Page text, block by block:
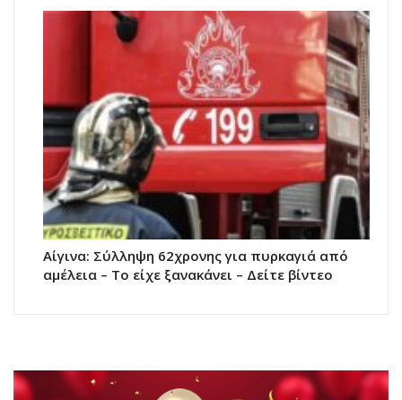
Αίγινα: Σύλληψη 62χρονης για πυρκαγιά από
αμέλεια – Το είχε ξανακάνει – Δείτε βίντεο